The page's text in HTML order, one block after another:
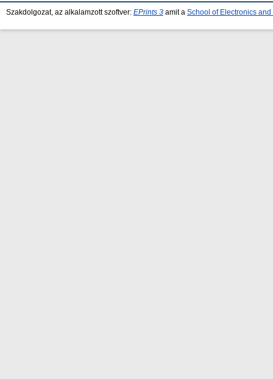
Szakdolgozat, az alkalamzott szoftver: EPrints 3 amit a School of Electronics